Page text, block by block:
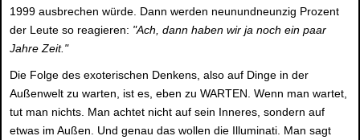
1999 ausbrechen würde. Dann werden neunundneunzig Prozent
der Leute so reagieren: "Ach, dann haben wir ja noch ein paar
Jahre Zeit."
Die Folge des exoterischen Denkens, also auf Dinge in der
Außenwelt zu warten, ist es, eben zu WARTEN. Wenn man wartet,
tut man nichts. Man achtet nicht auf sein Inneres, sondern auf
etwas im Außen. Und genau das wollen die Illuminati. Man sagt